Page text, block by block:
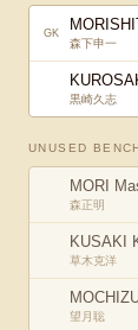
GK
森下申一
黒崎久志
UNUSED
MORI
森正明
KUSAKI
草木克洋
望月聡